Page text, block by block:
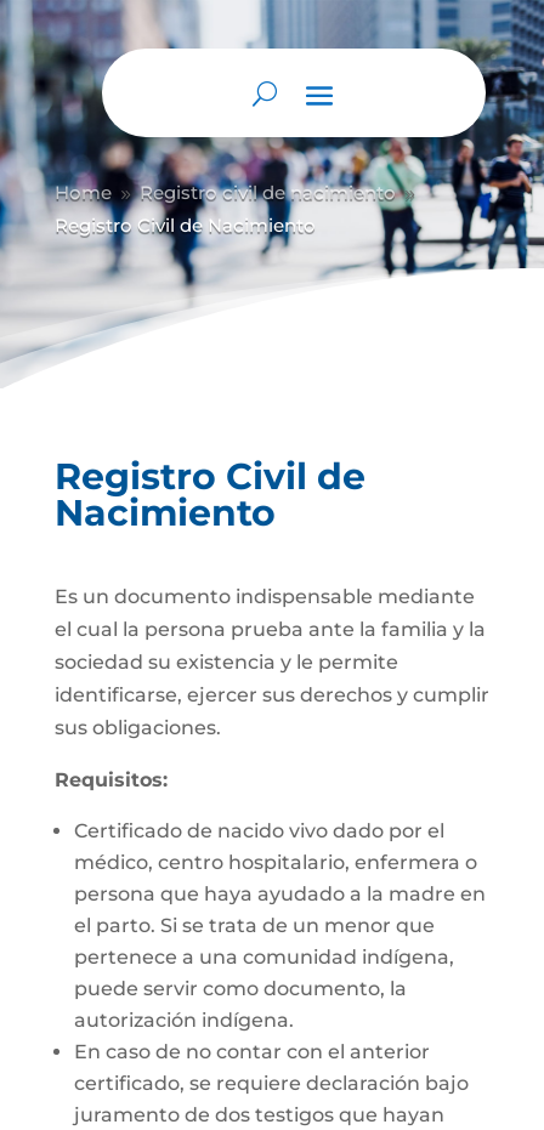
Abrir barra de herramientas
Home 9 Registro civil de nacimiento 9
Registro Civil de Nacimiento
Registro Civil de
Nacimiento
Es un documento indispensable mediante
el cual la persona prueba ante la familia y la
sociedad su existencia y le permite
identificarse, ejercer sus derechos y cumplir
sus obligaciones.
Requisitos:
Certificado de nacido vivo dado por el
médico, centro hospitalario, enfermera o
persona que haya ayudado a la madre en
el parto. Si se trata de un menor que
pertenece a una comunidad indígena,
puede servir como documento, la
autorización indígena.
En caso de no contar con el anterior
certificado, se requiere declaración bajo
juramento de dos testigos que hayan